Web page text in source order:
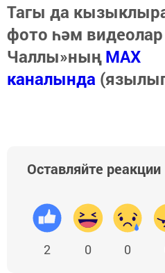
Тагы да
фото һәм
Чаллы»ныңMAX
каналында
Оставляйте реакции
2 0 0